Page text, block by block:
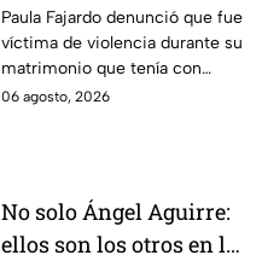
hasta ahora detienen al
presunto agresor: el
caso de Paula Fajardo
Paula Fajardo denunció que fue
víctima de violencia durante su
matrimonio que tenía con
Jorge Francisco “N”, quien fue
06 agosto, 2026
No solo Ángel Aguirre:
ellos son los otros en la